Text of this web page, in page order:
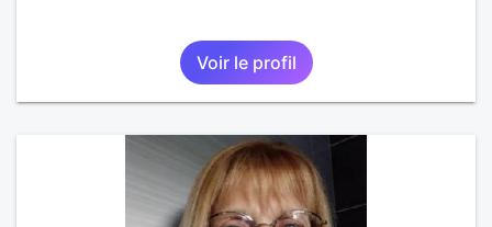
Voir le profil